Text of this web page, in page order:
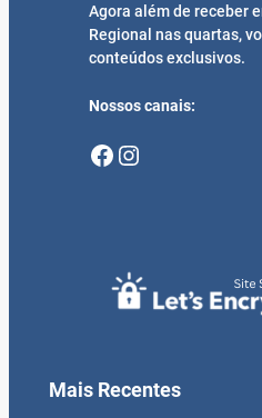
Agora além de receber
Regional nas quartas,
conteúdos exclusivos.
Nossos canais:
Facebook Instagram
Mais Recentes